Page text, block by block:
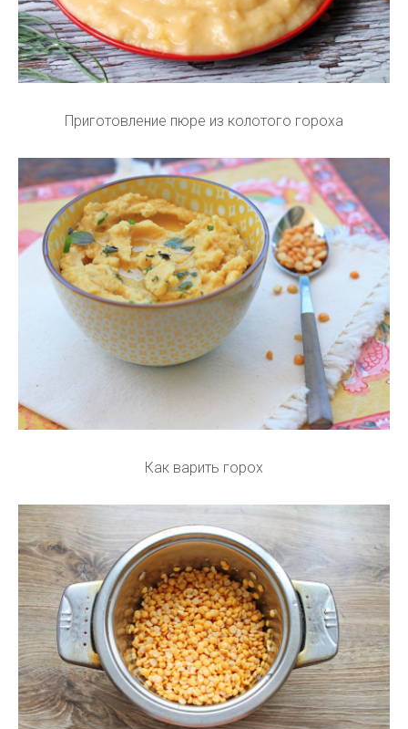
Приготовление пюре из колотого гороха
Как варить горох